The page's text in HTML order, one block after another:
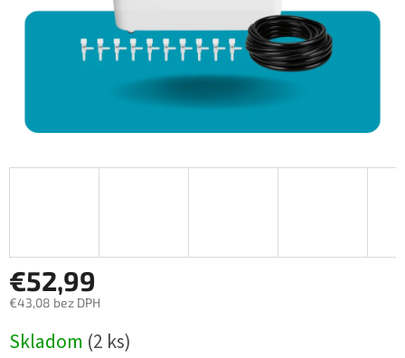
€52,99
€43,08 bez DPH
cena:
Skladom (2 ks)